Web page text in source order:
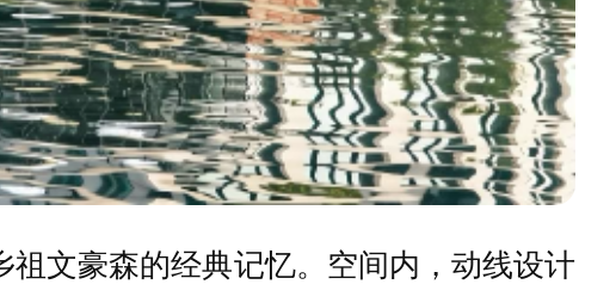
文豪森的经典记忆。空间内，动线设计